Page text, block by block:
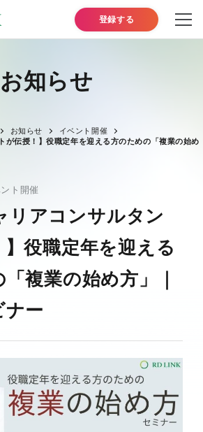
登録する
お知らせ
お知らせ
イベント開催
が伝授！】役職定年を迎える方のための「複業の始め
ト開催
リアコンサルタン
】役職定年を迎える
複業の始め方」｜
ナー